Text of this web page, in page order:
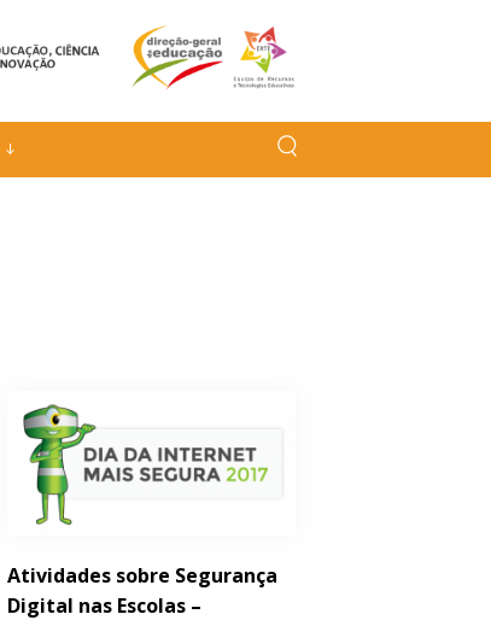
Atividades sobre Segurança
Digital nas Escolas –